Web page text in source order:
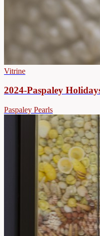
Vitrine
2024-Paspaley
Paspaley Pearls